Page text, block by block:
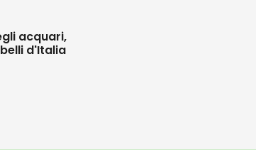
acquari,
d'Italia